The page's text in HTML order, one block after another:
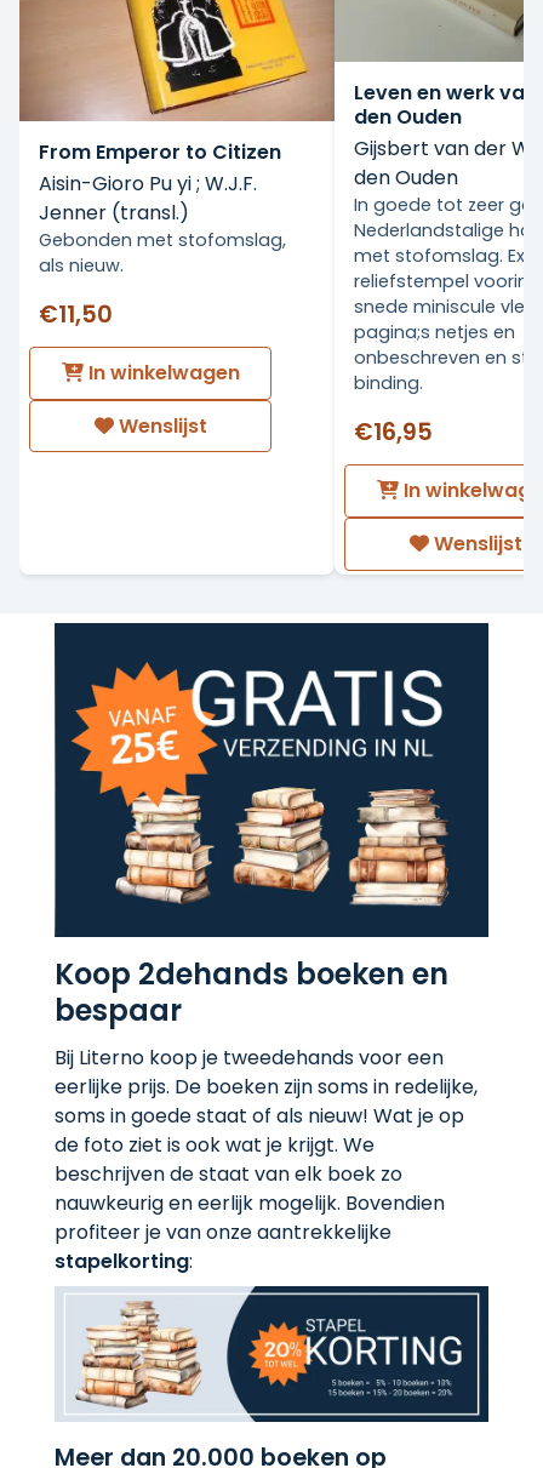
From Emperor to Citizen
Aisin-Gioro Pu yi ; W.J.F.
Jenner (transl.)
Gebonden met stofomslag,
als nieuw.
€11,50
In winkelwagen
Wenslijst
Leven en werk van
den Ouden
Gijsbert van der
den Ouden
In goede tot zeer
Nederlandstalige
met stofomslag. Ex
reliefstempel voorin.
snede miniscule
pagina;s netjes en
onbeschreven en
binding.
€16,95
In
Wenslijst
Koop 2dehands boeken en
bespaar
Bij Literno koop je tweedehands voor een
eerlijke prijs. De boeken zijn soms in redelijke,
soms in goede staat of als nieuw! Wat je op
de foto ziet is ook wat je krijgt. We
beschrijven de staat van elk boek zo
nauwkeurig en eerlijk mogelijk. Bovendien
profiteer je van onze aantrekkelijke
stapelkorting:
Meer dan 20.000 boeken op